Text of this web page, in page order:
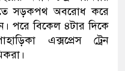
সড়কপথ অবরোধ করে
পরে বিকেল ৪টার দিকে
এক্সপ্রেস ট্রেন